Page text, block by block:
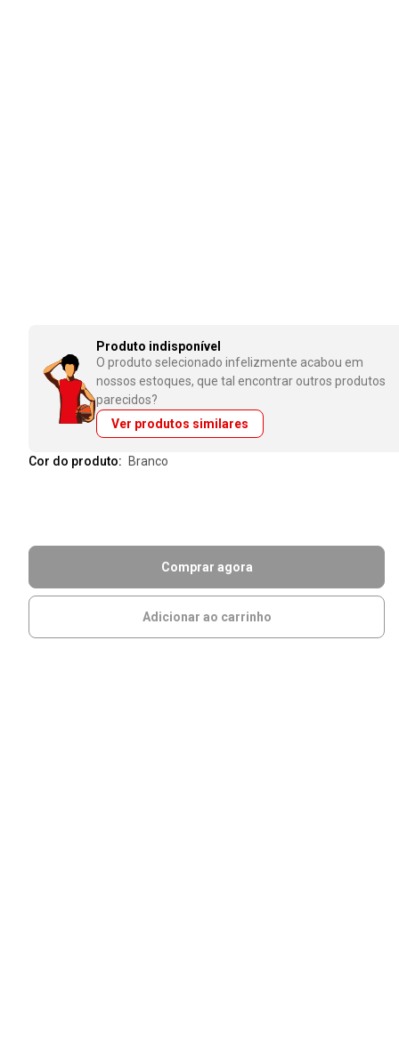
Produto indisponível
O produto selecionado infelizmente acabou em
nossos estoques, que tal encontrar outros produtos
parecidos?
Ver produtos similares
Cor do produto: branco
Comprar agora
Adicionar ao carrinho